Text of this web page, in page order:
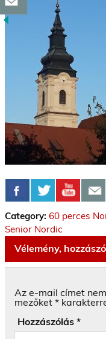
Category: 60 perces
Senior Nordic
Vélemény,
Az e-mail címet
mezőket *
Hozzászólás *